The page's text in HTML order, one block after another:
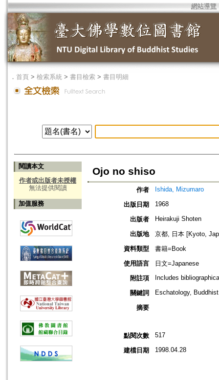
網站導覽
． 首頁 > 檢索系統 > 書目檢索 > 書目明細
閱讀本文
作者或出版者未授權
無法提供閱讀
加值服務
Ojo no shiso
作者 Ishida, Mizumaro
出版日期 1968
出版者 Heirakuji Shoten
出版地
京都, 日本 [Kyoto,
資料類型
書籍=Book
使用語言
日文=Japanese
附註項
Includes
關鍵詞 Eschatology,
摘要
點閱次數 517
建檔日期 1998.04.28